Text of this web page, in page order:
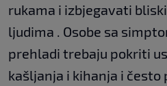
rukama i izbjegavati
ljudima . Osobe sa
prehladi trebaju pokriti
kašljanja i kihanja i često